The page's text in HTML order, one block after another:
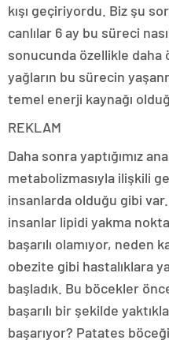
kışı geçiriyordu. Biz şu
canlılar 6 ay bu süreci
sonucunda özellikle
yağların bu sürecin
temel enerji kaynağı
REKLAM
Daha sonra yaptığımız
metabolizmasıyla ilişkili
insanlarda olduğu gibi
insanlar lipidi yakma
başarılı olamıyor, neden
obezite gibi hastalıklara
başladık. Bu böcekler
başarılı bir şekilde
başarıyor? Patates